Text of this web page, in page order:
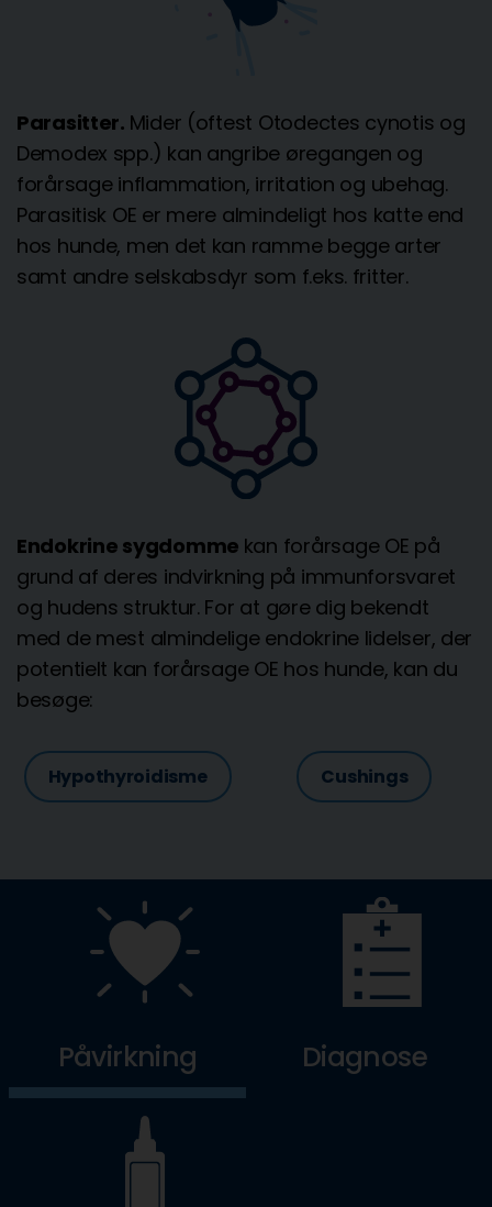
Parasitter. Mider (oftest Otodectes cynotis og
Demodex spp.) kan angribe øregangen og
forårsage inflammation, irritation og ubehag.
Parasitisk OE er mere almindeligt hos katte end
hos hunde, men det kan ramme begge arter
samt andre selskabsdyr som f.eks. fritter.
Endokrine sygdomme kan forårsage OE på
grund af deres indvirkning på immunforsvaret
og hudens struktur. For at gøre dig bekendt
med de mest almindelige endokrine lidelser, der
potentielt kan forårsage OE hos hunde, kan du
besøge:
Hypothyroidisme Cushings
Påvirkning Diagnose